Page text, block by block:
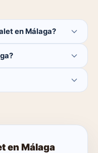
en Málaga?
en Málaga